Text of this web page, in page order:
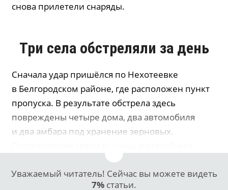
снова прилетели снаряды.
Три села обстреляли за день
Сначала удар пришёлся по Нехотеевке
в Белгородском районе, где расположен пункт
пропуска. В результате обстрела здесь
повреждены четыре дома, два автомобиля
и два амбара под хранение зерновых.
Уважаемый читатель! Сейчас вы можете видеть
7% статьи.